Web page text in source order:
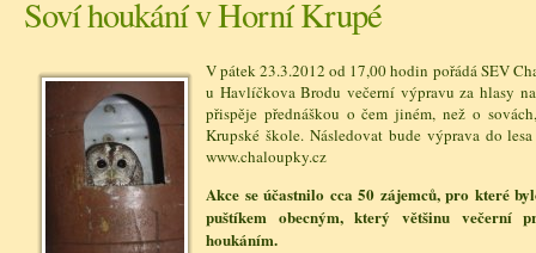
Soví houkání v Horní Krupé
V pátek 23.3.2012 od 17,00 hodin pořádá SEV
u Havlíčkova Brodu večerní výpravu za hlasy
přispěje přednáškou o čem jiném, než o
Krupské škole. Následovat bude výprava do
www.chaloupky.cz
Akce se účastnilo cca 50 zájemců, pro které
puštíkem obecným, který většinu večerní
houkáním.